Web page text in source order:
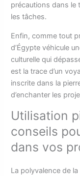
précautions dans le
les tâches.
Enfin, comme tout
d’Égypte véhicule
culturelle qui
est la trace d’un
inscrite dans la
d’enchanter les
Utilisation
conseils
dans vos
La polyvalence de